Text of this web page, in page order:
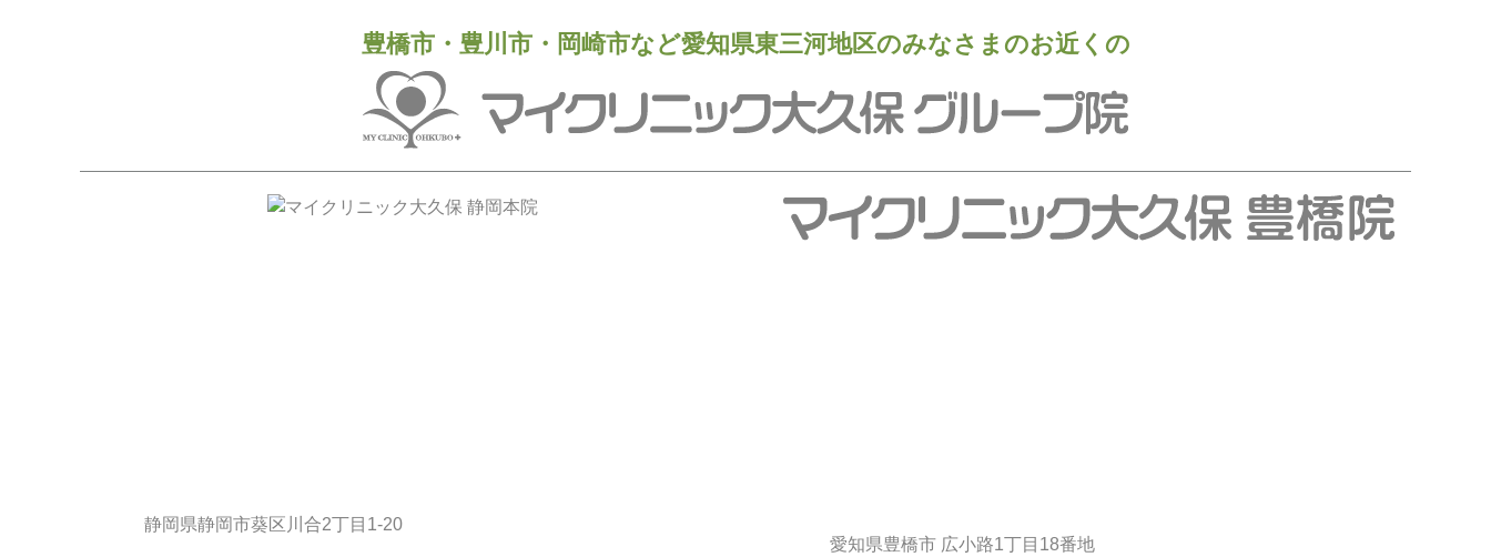
豊橋市・豊川市・岡崎市など愛知県東三河地区のみなさまのお近くの
静岡県静岡市葵区川合2丁目1-20
愛知県豊橋市 広小路1丁目18番地